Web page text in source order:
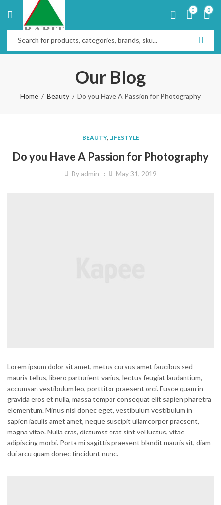
0 0
Our Blog
Home Beauty Do you Have A Passion for Photography
BEAUTY, LIFESTYLE
Do you Have A Passion for Photography
Byadmin May 31, 2019
Lorem ipsum dolor sit amet, metus cursus amet faucibus sed
mauris tellus, libero parturient varius, lectus feugiat laudantium,
accumsan vestibulum leo, porttitor praesent orci. Fusce quam in
gravida eros et nulla, massa tempor consequat elit sapien pharetra
elementum. Minus nisl donec eget, vestibulum vestibulum in
sapien iaculis amet amet, neque suscipit ullamcorper praesent,
magna vitae. Nulla cras, dictumst erat sint vel luctus, vitae
adipiscing morbi. Porta mi sagittis praesent blandit mauris sit, diam
dui arcu quam donec tincidunt nunc.